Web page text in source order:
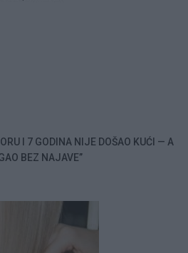
I 7 GODINA NIJE DOŠAO KUĆI — A
BEZ NAJAVE”